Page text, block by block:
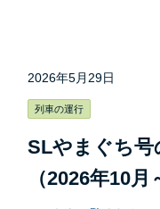
2026年5月29日
列車の運行
SLやまぐち号
（2026年10月